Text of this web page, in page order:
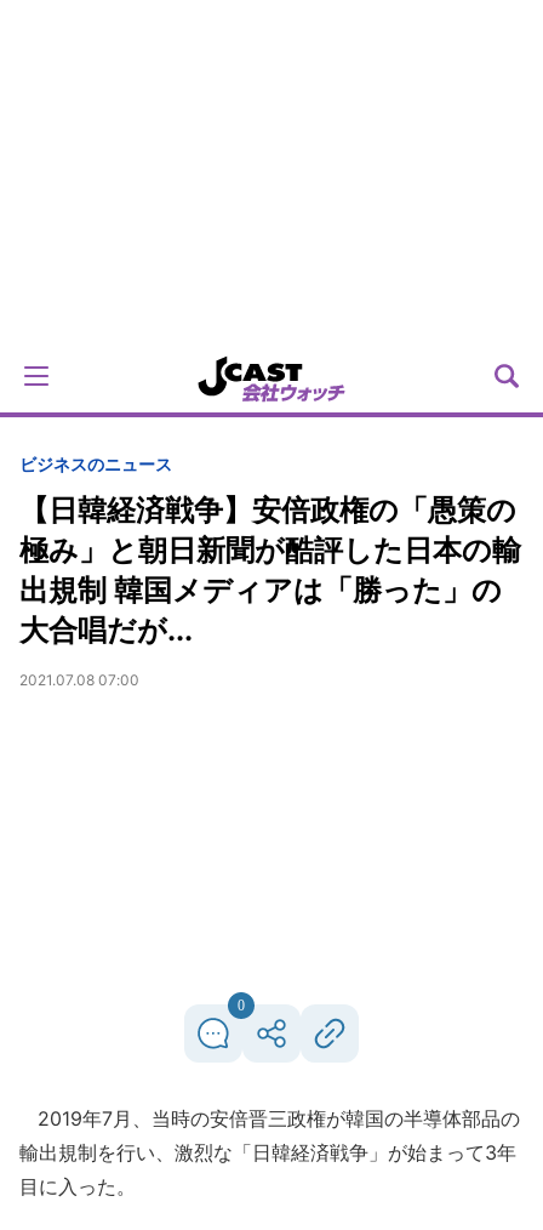
ビジネスのニュース
【日韓経済戦争】安倍政権の「愚策の
極み」と朝日新聞が酷評した日本の輸
出規制 韓国メディアは「勝った」の
大合唱だが...
2021.07.08 07:00
0
2019年7月、当時の安倍晋三政権が韓国の半導体部品の
輸出規制を行い、激烈な「日韓経済戦争」が始まって3年
目に入った。